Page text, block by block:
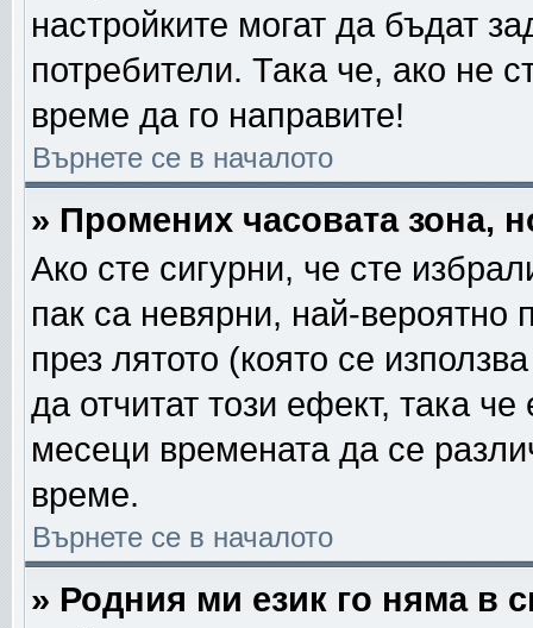
настройките могат да бъдат
потребители. Така че, ако не
време да го направите!
Върнете се в началото
» Промених часовата зона,
Ако сте сигурни, че сте
пак са невярни, най-
през лятото (която се
да отчитат този ефект, така
месеци времената да се
време.
Върнете се в началото
» Родния ми език го няма в